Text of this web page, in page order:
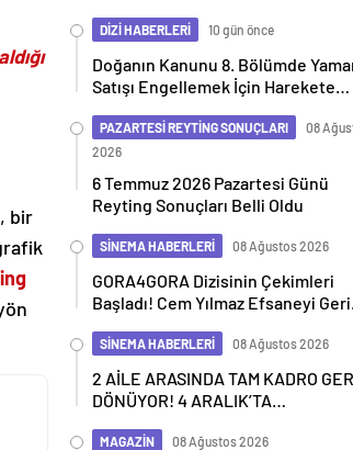
bir
DİZİ HABERLERİ 10 gün önce
Doğanın Kanunu 8. Bölümde
Satışı Engellemek İçin Harekete
PAZARTESİ REYTİNG SONUÇLARI
08
2026
6 Temmuz 2026 Pazartesi Günü
Reyting Sonuçları Belli Oldu
SİNEMA HABERLERİ 08 Ağustos 2026
GORA4GORA Dizisinin Çekimleri
Başladı! Cem Yılmaz Efsaneyi Geri
SİNEMA HABERLERİ 08 Ağustos 2026
2 AİLE ARASINDA TAM KADRO
DÖNÜYOR! 4 ARALIK’TA
MAGAZİN 08 Ağustos 2026